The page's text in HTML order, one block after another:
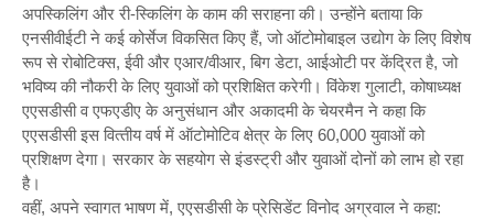
अपस्किलिंग और री-स्किलिंग के काम की सराहना की। उन्‍होंने बताया कि
एनसीवीईटी ने कई कोर्सेज विकसित किए हैं, जो ऑटोमोबाइल उद्योग के लिए विशेष
रूप से रोबोटिक्स, ईवी और एआर/वीआर, बिग डेटा, आईओटी पर केंद्रित है, जो
भविष्य की नौकरी के लिए युवाओं को प्रशिक्षित करेगी। विंकेश गुलाटी, कोषाध्यक्ष
एएसडीसी व एफएडीए के अनुसंधान और अकादमी के चेयरमैन ने कहा कि
एएसडीसी इस वित्‍तीय वर्ष में ऑटोमोटिव क्षेत्र के लिए 60,000 युवाओं को
प्रशिक्षण देगा। सरकार के सहयोग से इंडस्‍ट्री और युवाओं दोनों को लाभ हो रहा
है।
वहीं, अपने स्वागत भाषण में, एएसडीसी के प्रेसिडेंट विनोद अग्रवाल ने कहा: